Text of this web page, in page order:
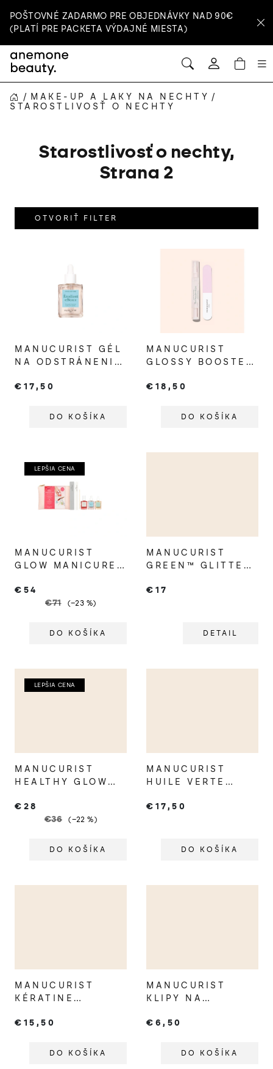
na
obsah
POŠTOVNÉ ZADARMO PRE OBJEDNÁVKY NAD 90€
(PLATÍ PRE PACKETA VÝDAJNÉ MIESTA)
HĽADAŤ
Prihlásenie
DOMOV
/ MAKE-UP A LAKY NA NECHTY /
STAROSTLIVOSŤ O NECHTY
Starostlivosť o nechty,
Strana 2
OTVORIŤ FILTER
r
d
MANUCURIST GÉL
NA ODSTRÁNENIE
KOŽIČKY
€17,50
DO KOŠÍKA
MANUCURIST
GLOSSY BOOSTER
€18,50
DO KOŠÍKA
LEPŠIA CENA
MANUCURIST
GLOW MANICURE
€54
€71
(–23 %)
DO KOŠÍKA
MANUCURIST
GREEN™ GLITTER
SILVER/GOLD
€17
DETAIL
LEPŠIA CENA
MANUCURIST
HEALTHY GLOW
€28
€36
(–22 %)
DO KOŠÍKA
MANUCURIST
HUILE VERTE
€17,50
DO KOŠÍKA
MANUCURIST
KÉRATINE
POSILNENIE
€15,50
DO KOŠÍKA
MANUCURIST
KLIPY NA
LAKU
€6,50
DO KOŠÍKA